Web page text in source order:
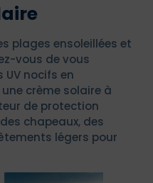
plages ensoleillées et
vous de vous
nocifs en
crème solaire à
de protection
chapeaux, des
légers pour